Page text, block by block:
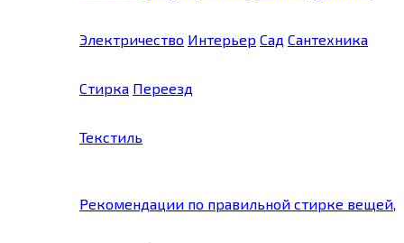
Электричество Интерьер Сад Сантехника
Стирка Переезд
Текстиль
Рекомендации по правильной стирке вещей,